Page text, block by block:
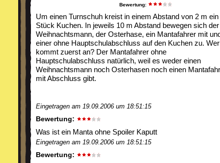
Bewertung:
Um einen Turnschuh kreist in einem Abstand von 2 m ein
Stück Kuchen. In jeweils 10 m Abstand bewegen sich der
Weihnachtsmann, der Osterhase, ein Mantafahrer mit
einer ohne Hauptschulabschluss auf den Kuchen zu. Wer
kommt zuerst an? Der Mantafahrer ohne
Hauptschulabschluss natürlich, weil es weder einen
Weihnachtsmann noch Osterhasen noch einen
mit Abschluss gibt.
Eingetragen am 19.09.2006 um 18:51:15
Bewertung:
Was ist ein Manta ohne Spoiler Kaputt
Eingetragen am 19.09.2006 um 18:51:15
Bewertung: